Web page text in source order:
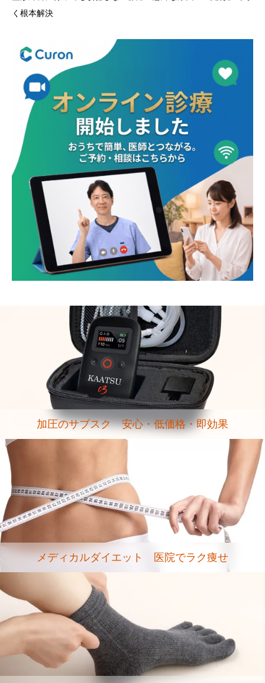
く根本解決
加圧のサブスク 安心・低価格・即効果
メディカルダイエット 医院でラク痩せ